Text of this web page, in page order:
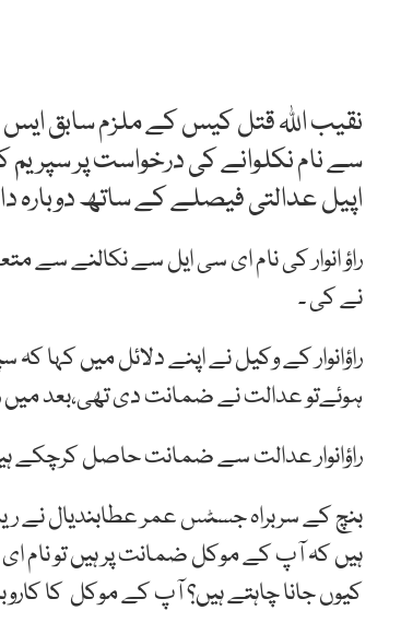
نقیب اللہ قتل کیس کے ملزم سابق ایس
سے نام نکلوانے کی درخواست پر
اپیل عدالتی فیصلے کے ساتھ دوبارہ
راؤ انوار کی نام ای سی ایل سے نکالنے سے
نے کی ۔
راؤانوار کے وکیل نے اپنے دلائل میں کہا کہ
ہوئےتو عدالت نے ضمانت دی تھی،بعد میں راؤ
راؤانوار عدالت سے ضمانت حاصل کرچکے
بنچ کے سربراہ جسٹس عمر عطابندیال نے
ہیں کہ آپ کے موکل ضمانت پر ہیں تو نام
کیوں جانا چاہتے ہیں؟ آپ کے موکل کا